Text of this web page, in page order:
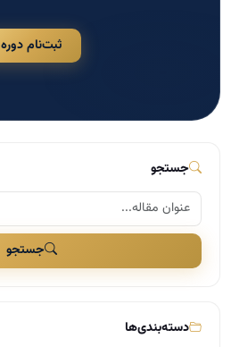
ثبت‌نام دوره
جستجو
جستجو
دسته‌بندی‌ها